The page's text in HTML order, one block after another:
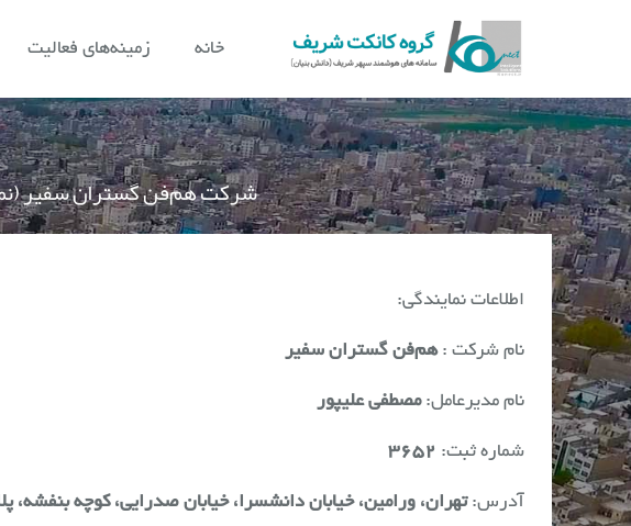
خانه زمینه‌های فعالیت
شرکت هم‌فن گستران سفیر
اطلاعات نمایندگی:
نام شرکت :هم‌فن گستران سفیر
نام مدیرعامل:مصطفی علیپور
شماره ثبت: ۳۶۵۲
آدرس:تهران، ورامین، خیابان دانشسرا، خیابان صدرایی، کوچه بنفشه،